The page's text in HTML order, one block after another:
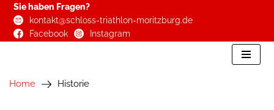
Zum
Sie haben Fragen?
kontakt@schloss-triathlon-moritzburg.de
Facebook
Instagram
Home Historie